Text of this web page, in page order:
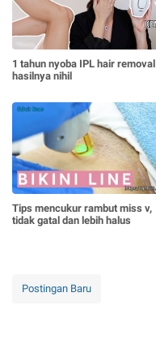
1 tahun nyoba IPL hair removal
hasilnya nihil
Tips mencukur rambut miss v,
tidak gatal dan lebih halus
Postingan Baru